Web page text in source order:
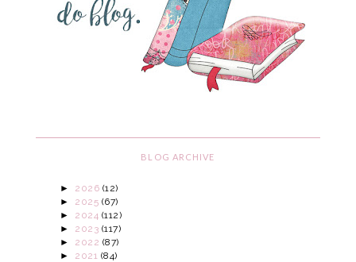
BLOG ARCHIVE
► 2026 (12)
► 2025 (67)
► 2024 (112)
► 2023 (117)
► 2022 (87)
► 2021 (84)